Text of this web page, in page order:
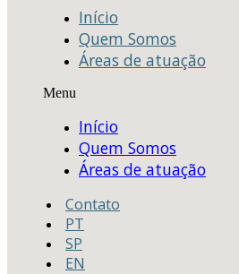
Início
Quem Somos
Áreas de atuação
Menu
Início
Quem Somos
Áreas de atuação
Contato
PT
SP
EN